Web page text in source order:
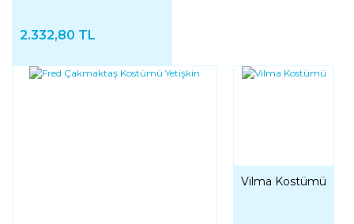
2.332,80 TL
Vilma Kostümü